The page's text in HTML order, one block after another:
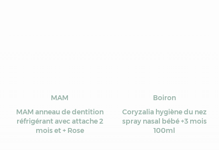
MAM
MAM anneau de dentition
réfrigérant avec attache 2
mois et + Rose
Boiron
Coryzalia hygiène du nez
spray nasal bébé +3 mois
100ml